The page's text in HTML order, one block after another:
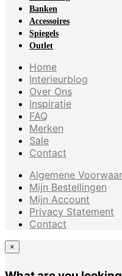
Banken
Accessoires
Spiegels
Outlet
Home
Interieurblog
Over Ons
Inspiratie
FAQ
Merken
Sale
Contact
Algemene
Mijn Bestellingen
Mijn Account
Privacy Statement
Contact
×